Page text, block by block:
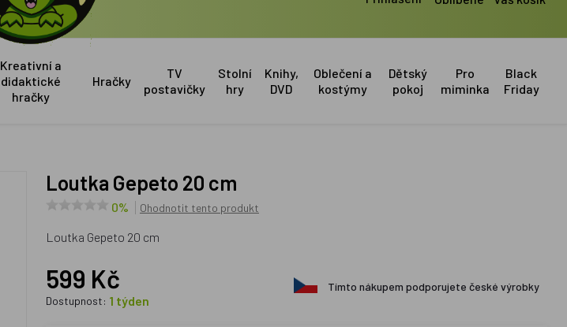
Kreativní a
didaktické
hračky
Hračky
TV
postavičky
Stolní
hry
Knihy,
DVD
Oblečení a
kostýmy
Dětský
pokoj
Pro
miminka
Black
Friday
Loutka Gepeto 20 cm
0% Ohodnotit tento produkt
Loutka Gepeto 20 cm
599 Kč
Dostupnost: 1 týden
Tímto nákupem podporujete české výrobky